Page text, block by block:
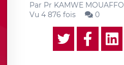
Par Pr KAMWE
Vu 4 876 fois
0